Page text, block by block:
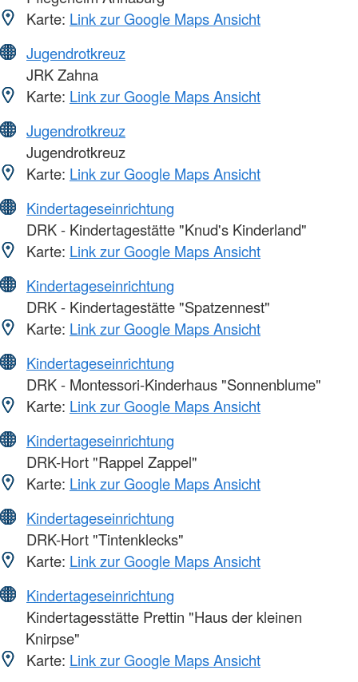
Karte: Link zur Google Maps Ansicht
Jugendrotkreuz
JRK Zahna
Karte: Link zur Google Maps Ansicht
Jugendrotkreuz
Jugendrotkreuz
Karte: Link zur Google Maps Ansicht
Kindertageseinrichtung
DRK - Kindertagestätte "Knud's Kinderland"
Karte: Link zur Google Maps Ansicht
Kindertageseinrichtung
DRK - Kindertagestätte "Spatzennest"
Karte: Link zur Google Maps Ansicht
Kindertageseinrichtung
DRK - Montessori-Kinderhaus "Sonnenblume"
Karte: Link zur Google Maps Ansicht
Kindertageseinrichtung
DRK-Hort "Rappel Zappel"
Karte: Link zur Google Maps Ansicht
Kindertageseinrichtung
DRK-Hort "Tintenklecks"
Karte: Link zur Google Maps Ansicht
Kindertageseinrichtung
Kindertagesstätte Prettin "Haus der kleinen
Knirpse"
Karte: Link zur Google Maps Ansicht